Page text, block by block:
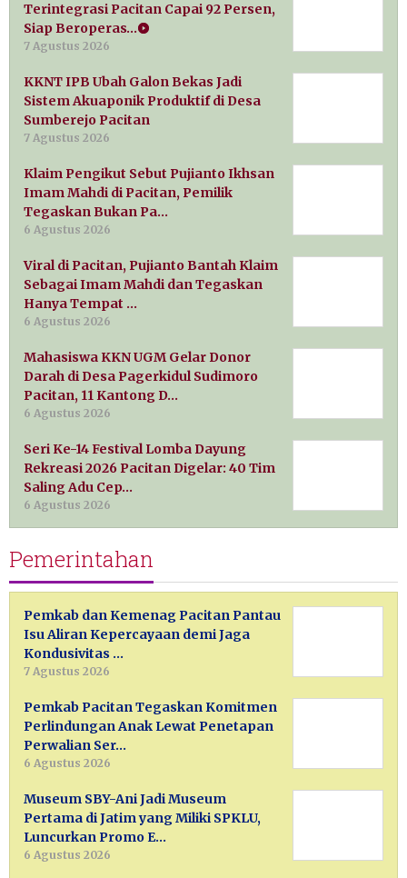
Terintegrasi Pacitan Capai 92 Persen,
Siap Beroperas…
7 Agustus 2026
KKNT IPB Ubah Galon Bekas Jadi
Sistem Akuaponik Produktif di Desa
Sumberejo Pacitan
7 Agustus 2026
Klaim Pengikut Sebut Pujianto Ikhsan
Imam Mahdi di Pacitan, Pemilik
Tegaskan Bukan Pa…
6 Agustus 2026
Viral di Pacitan, Pujianto Bantah Klaim
Sebagai Imam Mahdi dan Tegaskan
Hanya Tempat …
6 Agustus 2026
Mahasiswa KKN UGM Gelar Donor
Darah di Desa Pagerkidul Sudimoro
Pacitan, 11 Kantong D…
6 Agustus 2026
Seri Ke-14 Festival Lomba Dayung
Rekreasi 2026 Pacitan Digelar: 40 Tim
Saling Adu Cep…
6 Agustus 2026
Pemerintahan
Pemkab dan Kemenag Pacitan Pantau
Isu Aliran Kepercayaan demi Jaga
Kondusivitas …
7 Agustus 2026
Pemkab Pacitan Tegaskan Komitmen
Perlindungan Anak Lewat Penetapan
Perwalian Ser…
6 Agustus 2026
Museum SBY-Ani Jadi Museum
Pertama di Jatim yang Miliki SPKLU,
Luncurkan Promo E…
6 Agustus 2026